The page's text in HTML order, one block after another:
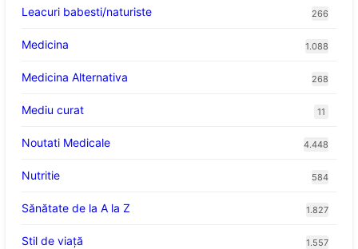
Leacuri babesti/naturiste 266
Medicina 1.088
Medicina Alternativa 268
Mediu curat 11
Noutati Medicale 4.448
Nutritie 584
Sănătate de la A la Z 1.827
Stil de viaţă 1.557